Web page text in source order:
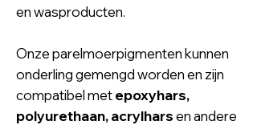
en wasproducten.
Onze parelmoerpigmenten kunnen
onderling gemengd worden en zijn
compatibel metepoxyhars,
polyurethaan, acrylharsen andere